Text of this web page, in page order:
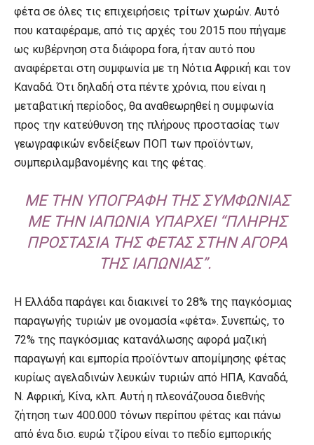
φέτα σε όλες τις επιχειρήσεις τρίτων χωρών. Αυτό
που καταφέραμε, από τις αρχές του 2015 που πήγαμε
ως κυβέρνηση στα διάφορα fora, ήταν αυτό που
αναφέρεται στη συμφωνία με τη Νότια Αφρική και τον
Καναδά. Ότι δηλαδή στα πέντε χρόνια, που είναι η
μεταβατική περίοδος, θα αναθεωρηθεί η συμφωνία
προς την κατεύθυνση της πλήρους προστασίας των
γεωγραφικών ενδείξεων ΠΟΠ των προϊόντων,
συμπεριλαμβανομένης και της φέτας.
ΜΕ ΤΗΝ ΥΠΟΓΡΑΦΉ ΤΗΣ ΣΥΜΦΩΝΊΑΣ
ΜΕ ΤΗΝ ΙΑΠΩΝΊΑ ΥΠΆΡΧΕΙ “ΠΛΉΡΗΣ
ΠΡΟΣΤΑΣΊΑ ΤΗΣ ΦΈΤΑΣ ΣΤΗΝ ΑΓΟΡΆ
ΤΗΣ ΙΑΠΩΝΊΑΣ”.
H Ελλάδα παράγει και διακινεί το 28% της παγκόσμιας
παραγωγής τυριών με ονομασία «φέτα». Συνεπώς, το
72% της παγκόσμιας κατανάλωσης αφορά μαζική
παραγωγή και εμπορία προϊόντων απομίμησης φέτας
κυρίως αγελαδινών λευκών τυριών από ΗΠΑ, Καναδά,
Ν. Αφρική, Κίνα, κλπ. Αυτή η πλεονάζουσα διεθνής
ζήτηση των 400.000 τόνων περίπου φέτας και πάνω
από ένα δισ. ευρώ τζίρου είναι το πεδίο εμπορικής